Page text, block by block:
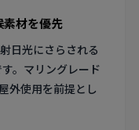
素材を優先
日光にさらされる
。マリングレード
外使用を前提とし